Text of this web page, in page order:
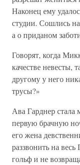
Наконец ему
студии. Сошлись
а о приданом
Говорят, когда
качестве невесты,
другому у него
трусы?»
Ава Гарднер стала
первую брачную
его жена
раззвонить на
гольф и не